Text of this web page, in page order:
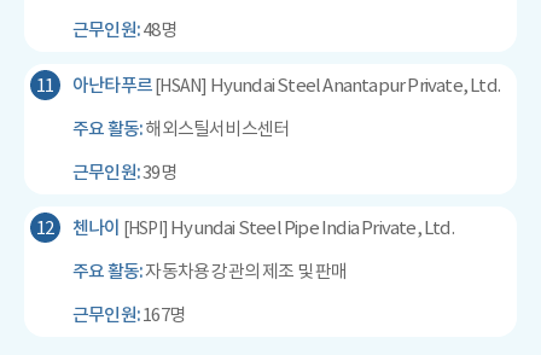
근무인원:48명
11 아난타푸르[HSAN] Hyundai Steel Anantapur Private, Ltd.
주요 활동:해외스틸서비스센터
근무인원:39명
12 첸나이 [HSPI] Hyundai Steel Pipe India Private, Ltd.
주요 활동:자동차용 강관의 제조 및 판매
근무인원:167명